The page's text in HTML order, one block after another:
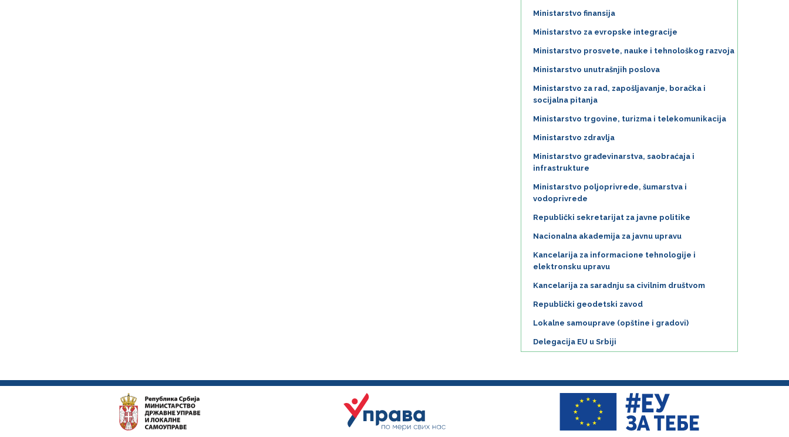
Ministarstvo finansija
Ministarstvo za evropske integracije
Ministarstvo prosvete, nauke i tehnološkog razvoja
Ministarstvo unutrašnjih poslova
Ministarstvo za rad, zapošljavanje, boračka i
socijalna pitanja
Ministarstvo trgovine, turizma i telekomunikacija
Ministarstvo zdravlja
Ministarstvo građevinarstva, saobraćaja i
infrastrukture
Ministarstvo poljoprivrede, šumarstva i
vodoprivrede
Republički sekretarijat za javne politike
Nacionalna akademija za javnu upravu
Kancelarija za informacione tehnologije i
elektronsku upravu
Kancelarija za saradnju sa civilnim društvom
Republički geodetski zavod
Lokalne samouprave (opštine i gradovi)
Delegacija EU u Srbiji